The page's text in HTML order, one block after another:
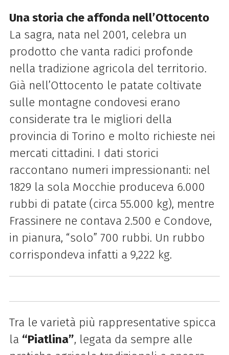
Una storia che affonda nell’Ottocento
La sagra, nata nel 2001, celebra un
prodotto che vanta radici profonde
nella tradizione agricola del territorio.
Già nell’Ottocento le patate coltivate
sulle montagne condovesi erano
considerate tra le migliori della
provincia di Torino e molto richieste nei
mercati cittadini. I dati storici
raccontano numeri impressionanti: nel
1829 la sola Mocchie produceva 6.000
rubbi di patate (circa 55.000 kg), mentre
Frassinere ne contava 2.500 e Condove,
in pianura, “solo” 700 rubbi. Un rubbo
corrispondeva infatti a 9,222 kg.
Tra le varietà più rappresentative spicca
la “Piatlina”, legata da sempre alle